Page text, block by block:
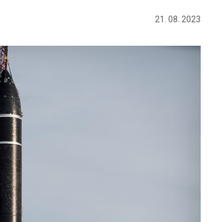
21. 08. 2023